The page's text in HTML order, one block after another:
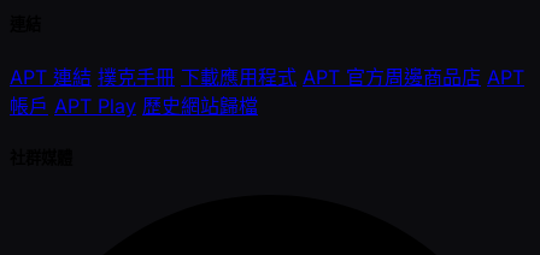
APT 連結 撲克手冊 下載應用程式 APT 官方周邊商品店 APT
帳戶 APT Play 歷史網站歸檔